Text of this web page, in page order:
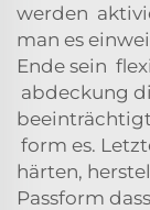
werden
man es
Ende sein
abdeckung
form es.
härten,
Passform dass